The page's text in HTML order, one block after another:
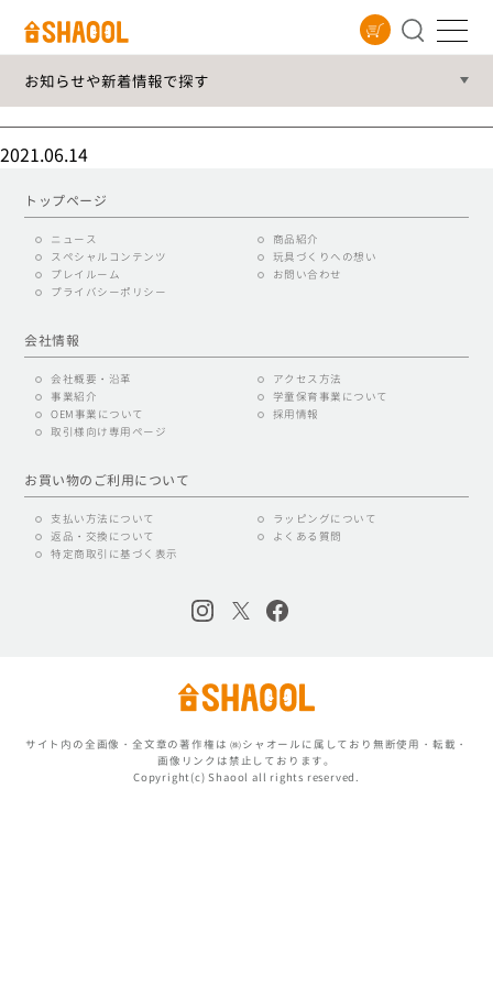
おはなしパペット
2021.06.14
お知らせや新着情報
トップページ
ニュース
商品紹介
スペシャルコンテンツ
玩具づくりへの想い
プレイルーム
お問い合わせ
プライバシーポリシー
会社情報
会社概要・沿革
アクセス方法
事業紹介
学童保育事業について
OEM事業について
採用情報
取引様向け専用ページ
お買い物のご利用について
支払い方法について
ラッピングについて
返品・交換について
よくある質問
特定商取引に基づく表示
サイト内の全画像・全文章の著作権は ㈱シャオールに属しており無断使用・転載・
画像リンクは禁止しております。
Copyright(c) Shaool all rights reserved.